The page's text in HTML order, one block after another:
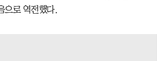
으로 역전했다.